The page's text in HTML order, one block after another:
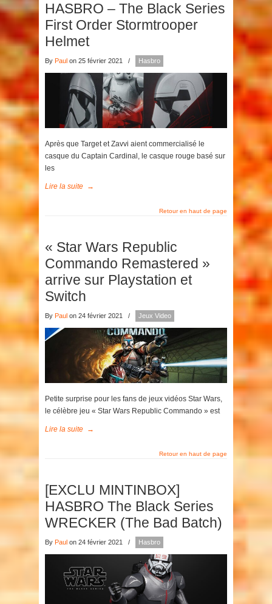
HASBRO – The Black Series
First Order Stormtrooper
Helmet
By Paul on 25 février 2021 / Hasbro
Après que Target et Zavvi aient commercialisé le
casque du Captain Cardinal, le casque rouge basé sur
les
Lire la suite →
Retour en haut de page
« Star Wars Republic
Commando Remastered »
arrive sur Playstation et
Switch
By Paul on 24 février 2021 / Jeux Video
Petite surprise pour les fans de jeux vidéos Star Wars,
le célèbre jeu « Star Wars Republic Commando » est
Lire la suite →
Retour en haut de page
[EXCLU MINTINBOX]
HASBRO The Black Series
WRECKER (The Bad Batch)
By Paul on 24 février 2021 / Hasbro